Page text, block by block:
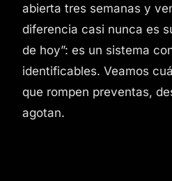
abierta tres semanas y
diferencia casi nunca es
de hoy”: es un sistema
identificables. Veamos
que rompen preventas,
agotan.